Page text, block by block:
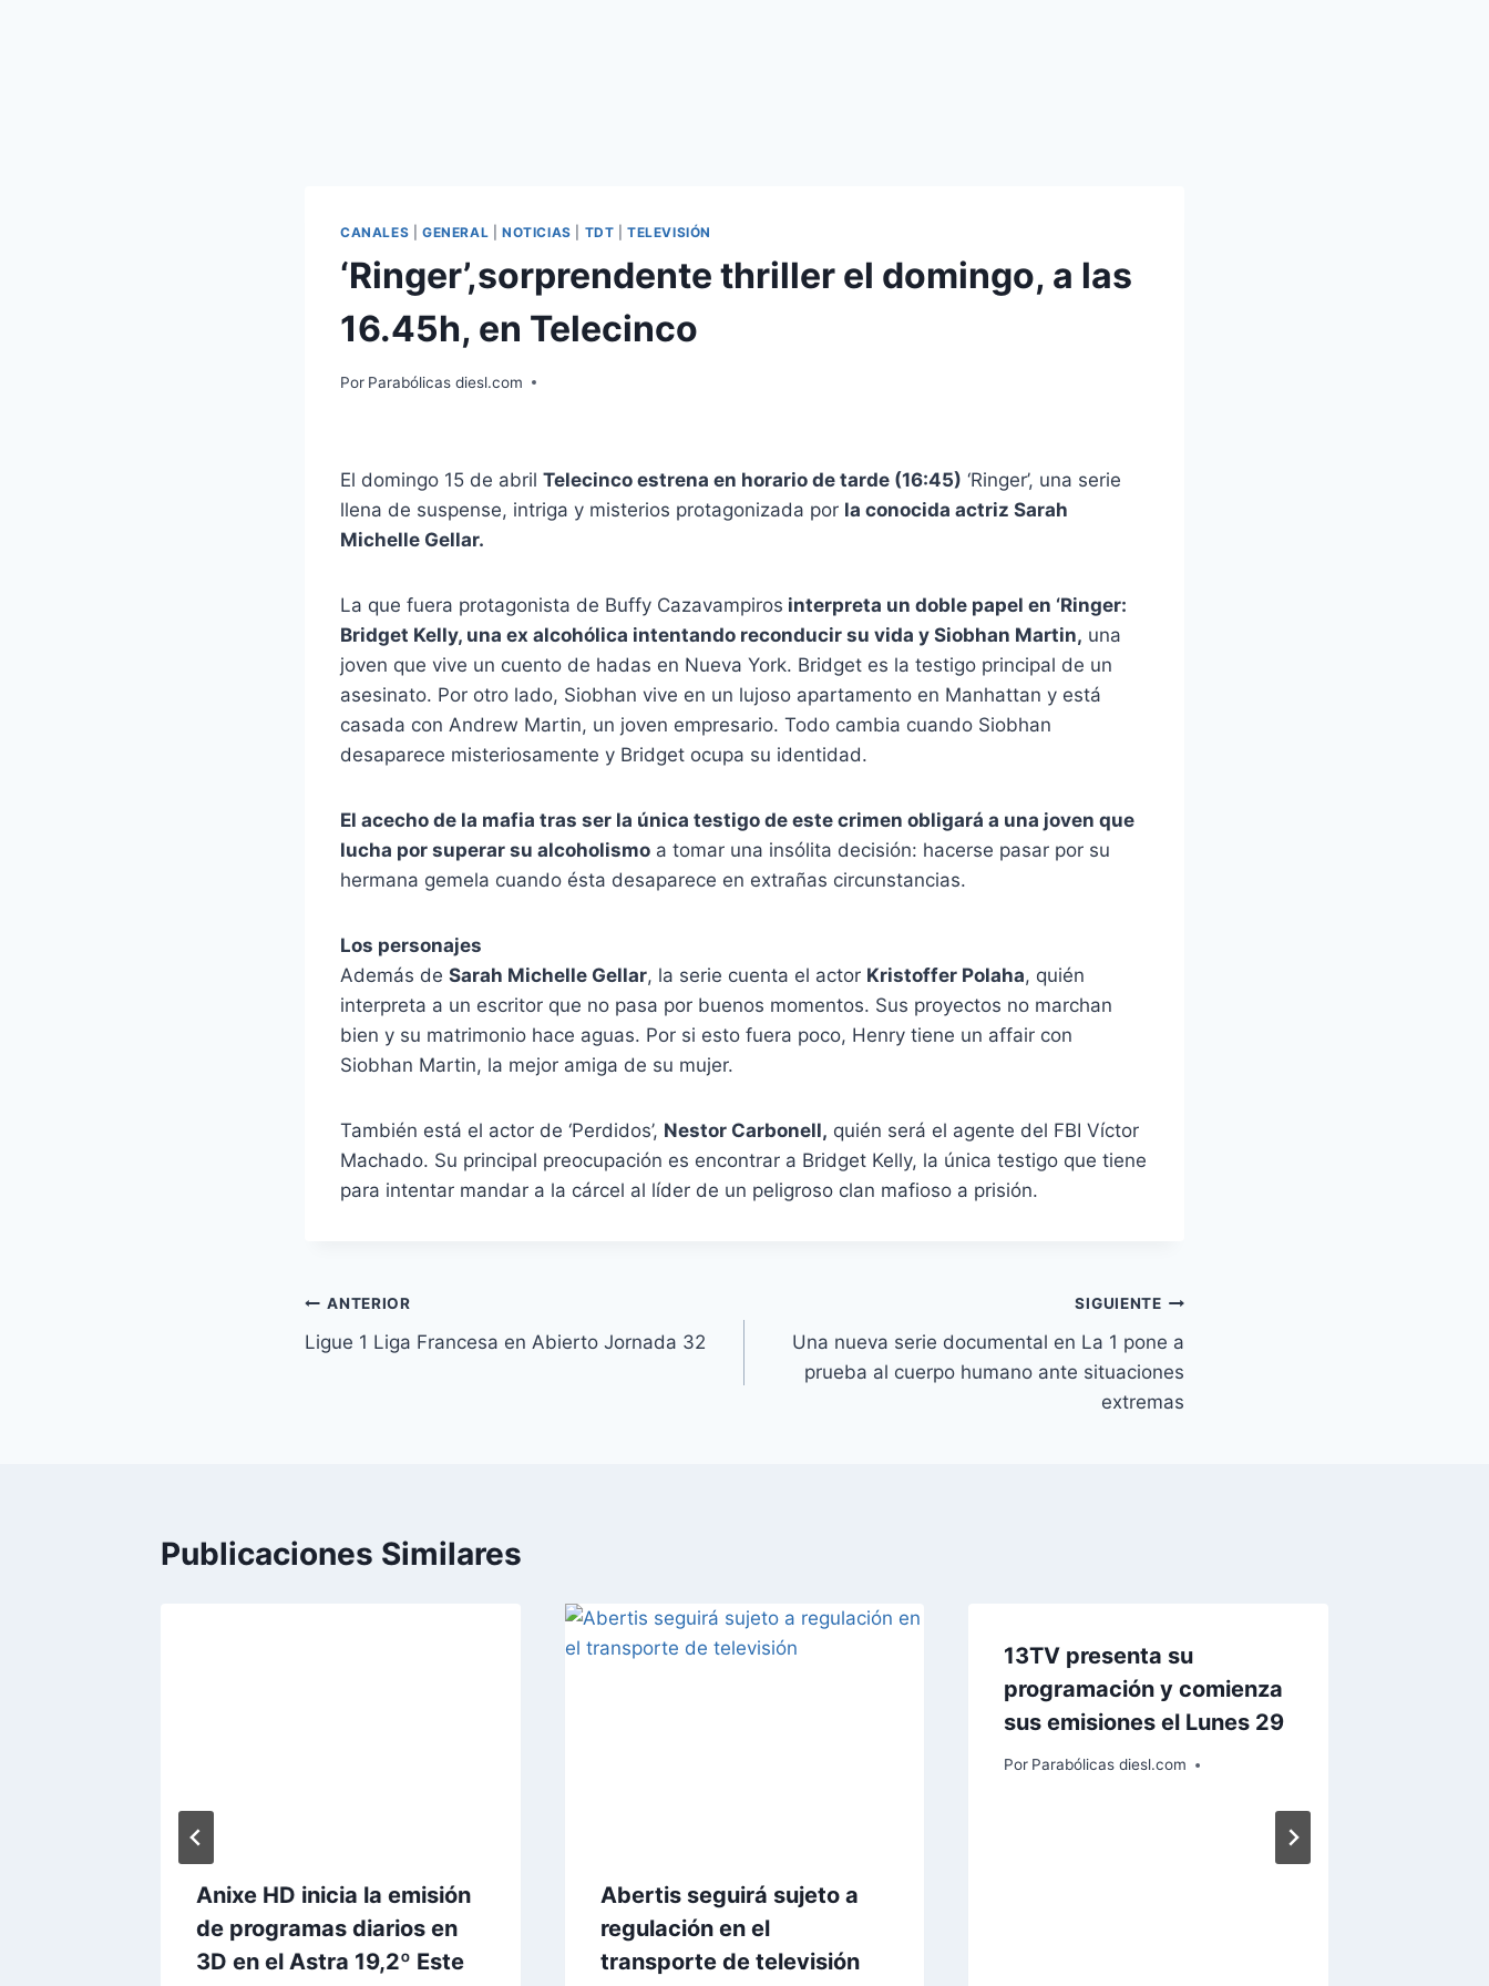
CANALES GENERAL NOTICIAS TDT |TELEVISIÓN
‘Ringer’,sorprendente thriller el domingo, a las
16.45h, en Telecinco
Por Parabólicas diesl.com
El domingo 15 de abril Telecinco estrena en horario de tarde (16:45) ‘Ringer’, una serie
llena de suspense, intriga y misterios protagonizada por la conocida actriz Sarah
Michelle Gellar.
La que fuera protagonista de Buffy Cazavampiros interpreta un doble papel en ‘Ringer:
Bridget Kelly, una ex alcohólica intentando reconducir su vida y Siobhan Martin, una
joven que vive un cuento de hadas en Nueva York. Bridget es la testigo principal de un
asesinato. Por otro lado, Siobhan vive en un lujoso apartamento en Manhattan y está
casada con Andrew Martin, un joven empresario. Todo cambia cuando Siobhan
desaparece misteriosamente y Bridget ocupa su identidad.
El acecho de la mafia tras ser la única testigo de este crimen obligará a una joven que
lucha por superar su alcoholismo a tomar una insólita decisión: hacerse pasar por su
hermana gemela cuando ésta desaparece en extrañas circunstancias.
Los personajes
Además de Sarah Michelle Gellar, la serie cuenta el actor Kristoffer Polaha, quién
interpreta a un escritor que no pasa por buenos momentos. Sus proyectos no marchan
bien y su matrimonio hace aguas. Por si esto fuera poco, Henry tiene un affair con
Siobhan Martin, la mejor amiga de su mujer.
También está el actor de ‘Perdidos’, Nestor Carbonell, quién será el agente del FBI Víctor
Machado. Su principal preocupación es encontrar a Bridget Kelly, la única testigo que tiene
para intentar mandar a la cárcel al líder de un peligroso clan mafioso a prisión.
Navegación
de
ANTERIOR
Ligue 1 Liga Francesa en Abierto Jornada 32
SIGUIENTE
Una nueva serie documental en La 1 pone a
prueba al cuerpo humano ante situaciones
extremas
Publicaciones Similares
Anixe HD inicia la emisión
de programas diarios en
3D en el Astra 19,2º Este
Abertis seguirá sujeto a
regulación en el
transporte de televisión
13TV presenta su
programación y comienza
sus emisiones el Lunes 29
Por Parabólicas diesl.com